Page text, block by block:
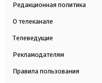
Редакционная политика
О телеканале
Телеведущие
Рекламодателям
Правила пользования